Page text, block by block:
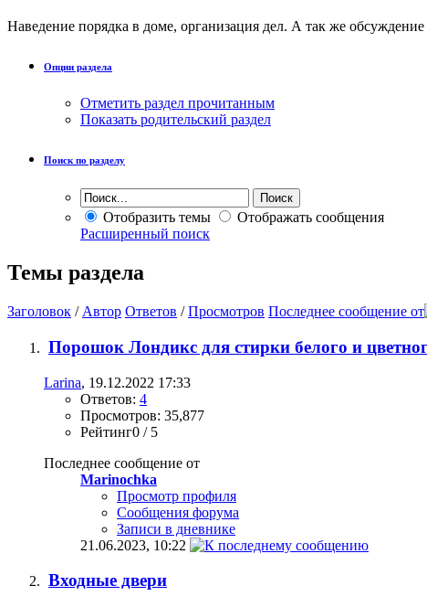
Наведение порядка в доме, организация дел. А так же
Опции раздела
Отметить раздел прочитанным
Показать родительский раздел
Поиск по разделу
Отобразить темы
Отображать сообщения
Расширенный поиск
Темы раздела
Заголовок / Автор Ответов /Просмотров Последнее сообщение от
Порошок Лондикс для стирки белого и
Larina, 19.12.2022 17:33
Ответов: 4
Просмотров: 35,877
Рейтинг0 / 5
Последнее сообщение от
Marinochka
Просмотр профиля
Сообщения форума
Записи в дневнике
21.06.2023, 10:22
Входные двери